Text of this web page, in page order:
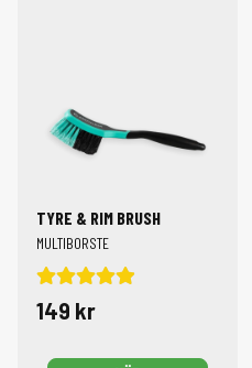
TYRE & RIM BRUSH
MULTIBORSTE
149 kr